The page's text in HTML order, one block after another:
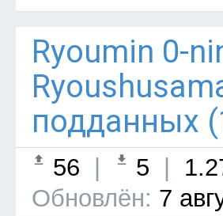
Ryoumin 0-
подданных
56 5
Обновлён: 7